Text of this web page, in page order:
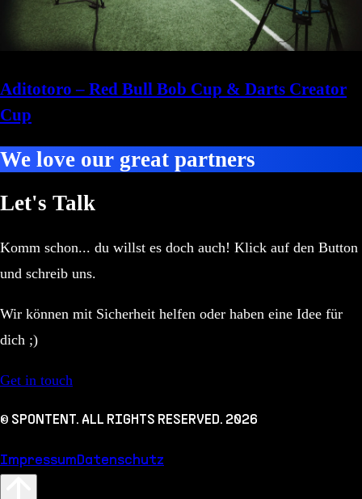
Aditotoro – Red Bull Bob Cup & Darts Creator
Cup
We love our great partners
Let's Talk
Komm schon... du willst es doch auch! Klick auf den Button
und schreib uns.
Wir können mit Sicherheit helfen oder haben eine Idee für
dich ;)
Get in touch
© SPONTENT. ALL RIGHTS RESERVED. 2026
ImpressumDatenschutz